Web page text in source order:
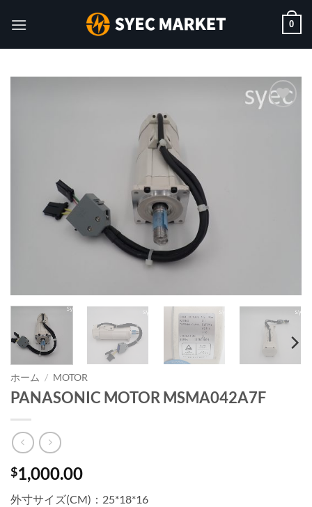
0
ホーム / MOTOR
PANASONIC MOTOR MSMA042A7F
$1,000.00
外寸サイズ(CM)：25*18*16